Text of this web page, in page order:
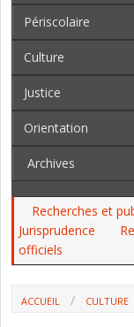
Périscolaire
Culture
Justice
Orientation
Archives
Recherches et
Jurisprudence
officiels
ACCUEIL CULTURE